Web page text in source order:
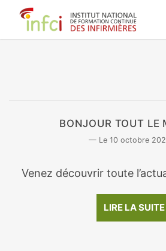
BONJOUR TOUT LE
10 octobre
Venez découvrir toute
LIRE LA SUITE